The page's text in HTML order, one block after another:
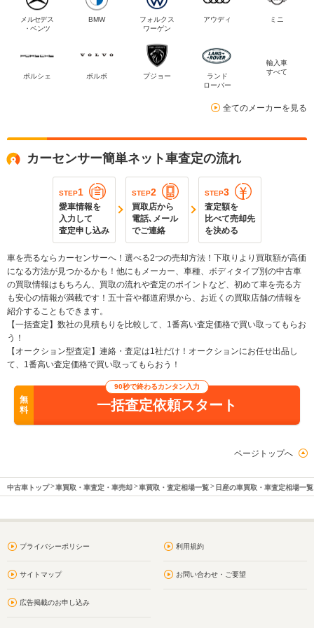
メルセデス
・ベンツ
BMW
フォルクス
ワーゲン
アウディ ミニ
ポルシェ ボルボ プジョー
ランド
ローバー
輸入車
すべて
全てのメーカーを見る
カーセンサー簡単ネット車査定の流れ
STEP1
愛車情報を
入力して
査定申し込み
STEP2
買取店から
電話､メール
でご連絡
STEP3
査定額を
比べて売却先
を決める
車を売るならカーセンサーへ！選べる2つの売却方法！下取りより買取額が高価
になる方法が見つかるかも！他にもメーカー、車種、ボディタイプ別の中古車
の買取情報はもちろん、買取の流れや査定のポイントなど、初めて車を売る方
も安心の情報が満載です！五十音や都道府県から、お近くの買取店舗の情報を
紹介することもできます。
【一括査定】数社の見積もりを比較して、1番高い査定価格で買い取ってもらお
う！
【オークション型査定】連絡・査定は1社だけ！オークションにお任せ出品し
て、1番高い査定価格で買い取ってもらおう！
無
料
90秒で終わるカンタン入力
一括査定依頼スタート
ページトップへ
中古車トップ 車買取・車査定・車売却 車買取・査定相場一覧 日産の車買取・車査定相場一覧
プライバシーポリシー 利用規約
サイトマップ お問い合わせ・ご要望
広告掲載のお申し込み